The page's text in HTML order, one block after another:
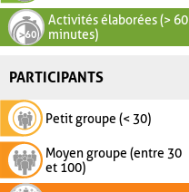
Activités élaborées (> 60
minutes)
PARTICIPANTS
Petit groupe (< 30)
Moyen groupe (entre 30
et 100)